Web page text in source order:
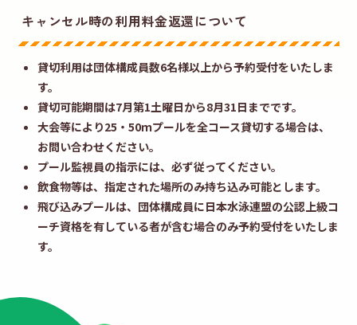
キャンセル時の利用料金返還について
貸切利用は団体構成員数6名様以上から予約受付をいたしま
す。
貸切可能期間は7月第1土曜日から8月31日までです。
大会等により25・50ｍプールを全コース貸切する場合は、
お問い合わせください。
プール監視員の指示には、必ず従ってください。
飲食物等は、指定された場所のみ持ち込み可能とします。
飛び込みプールは、団体構成員に日本水泳連盟の公認上級コ
ーチ資格を有している者が含む場合のみ予約受付をいたしま
す。